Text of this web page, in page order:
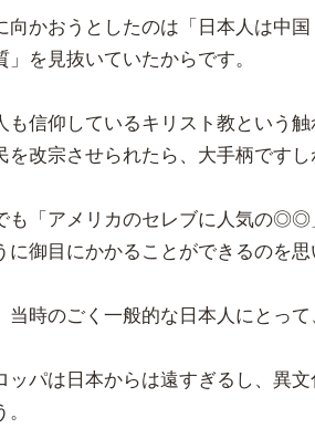
向かおうとしたのは「日本人は中
」を見抜いていたからです。
も信仰しているキリスト教という
を改宗させられたら、大手柄です
も「アメリカのセレブに人気の◎◎
に御目にかかることができるのを思
当時のごく一般的な日本人にとっ
ッパは日本からは遠すぎるし、異